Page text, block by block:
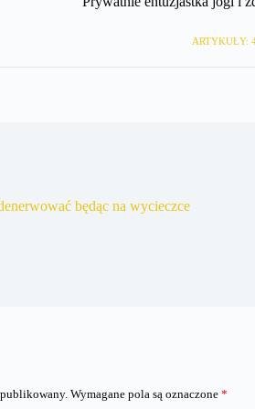
ARTYKUŁY:
będąc na wycieczce
Wymagane pola są oznaczone *